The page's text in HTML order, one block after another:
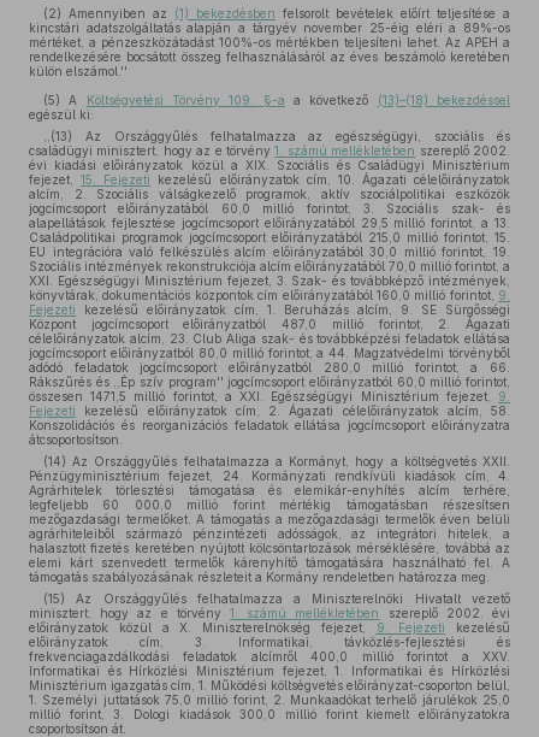
(2) Amennyiben az (1) bekezdésben felsorolt bevételek előírt teljesítése a
kincstári adatszolgáltatás alapján a tárgyév november 25-éig eléri a 89%-os
mértéket, a pénzeszközátadást 100%-os mértékben teljesíteni lehet. Az APEH a
rendelkezésére bocsátott összeg felhasználásáról az éves beszámoló keretében
külön elszámol.''
(5) A Költségvetési Törvény 109. §-a a következő
(13)–(18) bekezdéssel
egészül ki:
,,(13) Az Országgyűlés felhatalmazza az egészségügyi, szociális és
családügyi minisztert, hogy az e törvény1. számú mellékletében szereplő 2002.
évi kiadási előirányzatok közül a XIX. Szociális és Családügyi Minisztérium
fejezet,15. Fejezeti
kezelésű előirányzatok cím, 10. Ágazati célelőirányzatok
alcím, 2. Szociális válságkezelő programok, aktív szociálpolitikai eszközök
jogcímcsoport előirányzatából 60,0 millió forintot, 3. Szociális szak- és
alapellátások fejlesztése jogcímcsoport előirányzatából 29,5 millió forintot, a 13.
Családpolitikai programok jogcímcsoport előirányzatából 215,0 millió forintot, 15.
EU integrációra való felkészülés alcím előirányzatából 30,0 millió forintot, 19.
Szociális intézmények rekonstrukciója alcím előirányzatából 70,0 millió forintot, a
XXI. Egészségügyi Minisztérium fejezet, 3. Szak- és továbbképző intézmények,
könyvtárak, dokumentációs központok cím előirányzatából 160,0 millió forintot, 9.
Fejezeti kezelésű előirányzatok cím, 1. Beruházás alcím, 9. SE Sürgősségi
Központ jogcímcsoport előirányzatból 487,0 millió forintot, 2. Ágazati
célelőirányzatok alcím, 23. Club Aliga szak- és továbbképzési feladatok ellátása
jogcímcsoport előirányzatból 80,0 millió forintot, a 44. Magzatvédelmi törvényből
adódó feladatok jogcímcsoport előirányzatból 280,0 millió forintot, a 66.
Rákszűrés és ,,Ép szív program'' jogcímcsoport előirányzatból 60,0 millió forintot,
összesen 1471,5 millió forintot, a XXI. Egészségügyi Minisztérium fejezet, 9.
Fejezeti kezelésű előirányzatok cím, 2. Ágazati célelőirányzatok alcím, 58.
Konszolidációs és reorganizációs feladatok ellátása jogcímcsoport előirányzatra
átcsoportosítson.
(14) Az Országgyűlés felhatalmazza a Kormányt, hogy a költségvetés XXII.
Pénzügyminisztérium fejezet, 24. Kormányzati rendkívüli kiadások cím, 4.
Agrárhitelek törlesztési támogatása és elemikár-enyhítés alcím terhére,
legfeljebb 60 000,0 millió forint mértékig támogatásban részesítsen
mezőgazdasági termelőket. A támogatás a mezőgazdasági termelők éven belüli
agrárhiteleiből származó pénzintézeti adósságok, az integrátori hitelek, a
halasztott fizetés keretében nyújtott kölcsöntartozások mérséklésére, továbbá az
elemi kárt szenvedett termelők kárenyhítő támogatására használható fel. A
támogatás szabályozásának részleteit a Kormány rendeletben határozza meg.
(15) Az Országgyűlés felhatalmazza a Miniszterelnöki Hivatalt vezető
minisztert, hogy az e törvény 1. számú mellékletében
szereplő 2002. évi
előirányzatok közül a X. Miniszterelnökség fejezet,
9. Fejezeti
kezelésű
előirányzatok cím, 3. Informatikai, távközlés-fejlesztési és
frekvenciagazdálkodási feladatok alcímről 400,0 millió forintot a XXV.
Informatikai és Hírközlési Minisztérium fejezet, 1. Informatikai és Hírközlési
Minisztérium igazgatás cím, 1. Működési költségvetés előirányzat-csoporton belül,
1. Személyi juttatások 75,0 millió forint, 2. Munkaadókat terhelő járulékok 25,0
millió forint, 3. Dologi kiadások 300,0 millió forint kiemelt előirányzatokra
csoportosítson át.